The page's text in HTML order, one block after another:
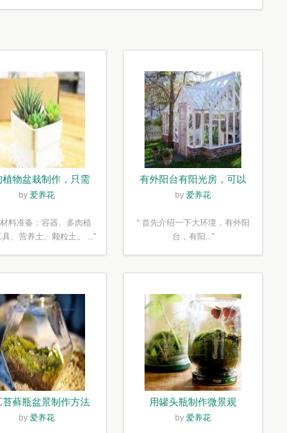
植物盆栽制作，只需
简单6步
by 爱养花
料准备：容器、多肉植
、营养土、颗粒土。 ...”
有外阳台有阳光房，可以
露养！为了肉肉，任性又
by 爱养花
“ 首先介绍一下大环境，有外阳
台，有阳...”
苔藓瓶盆景制作方法
by 爱养花
用罐头瓶制作微景观
by 爱养花